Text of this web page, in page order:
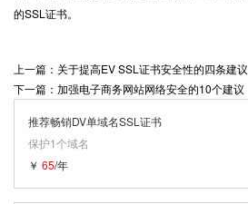
的SSL证书。
上一篇：关于提高EV SSL证书安全性的四条建议
下一篇：加强电子商务网站网络安全的10个建议
推荐畅销DV单域名SSL证书
保护1个域名
￥ 65/年